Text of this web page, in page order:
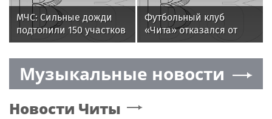
МЧС: Сильные дожди
подтопили 150 участков
в забайкальском селе
Футбольный клуб
«Чита» отказался от
участия в Кубке России
Музыкальные новости
Новости Читы